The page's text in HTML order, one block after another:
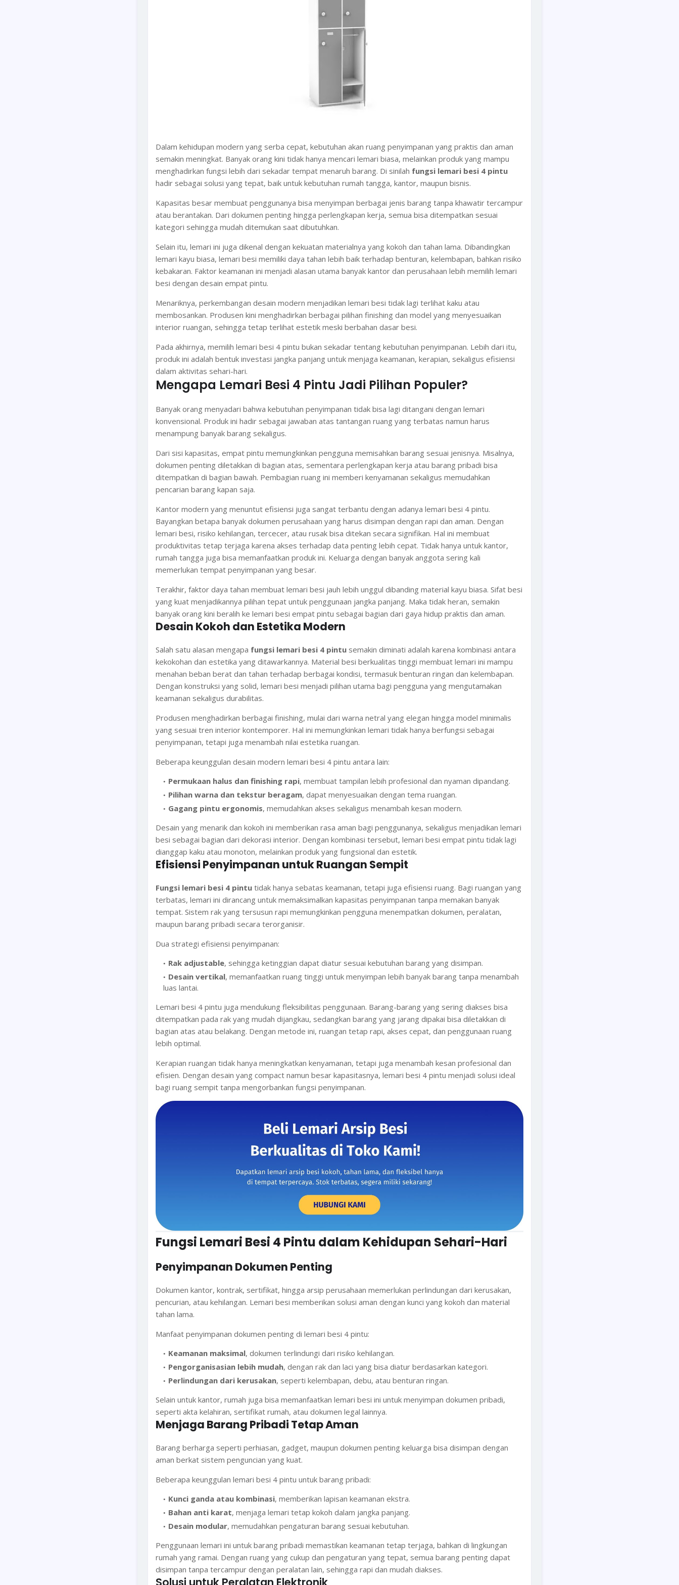
Dalam kehidupan modern yang serba cepat, kebutuhan akan ruang penyimpanan yang praktis dan aman
semakin meningkat. Banyak orang kini tidak hanya mencari lemari biasa, melainkan produk yang mampu
menghadirkan fungsi lebih dari sekadar tempat menaruh barang. Di sinilah fungsi lemari besi 4 pintu
hadir sebagai solusi yang tepat, baik untuk kebutuhan rumah tangga, kantor, maupun bisnis.
Kapasitas besar membuat penggunanya bisa menyimpan berbagai jenis barang tanpa khawatir tercampur
atau berantakan. Dari dokumen penting hingga perlengkapan kerja, semua bisa ditempatkan sesuai
kategori sehingga mudah ditemukan saat dibutuhkan.
Selain itu, lemari ini juga dikenal dengan kekuatan materialnya yang kokoh dan tahan lama. Dibandingkan
lemari kayu biasa, lemari besi memiliki daya tahan lebih baik terhadap benturan, kelembapan, bahkan risiko
kebakaran. Faktor keamanan ini menjadi alasan utama banyak kantor dan perusahaan lebih memilih lemari
besi dengan desain empat pintu.
Menariknya, perkembangan desain modern menjadikan lemari besi tidak lagi terlihat kaku atau
membosankan. Produsen kini menghadirkan berbagai pilihan finishing dan model yang menyesuaikan
interior ruangan, sehingga tetap terlihat estetik meski berbahan dasar besi.
Pada akhirnya, memilih lemari besi 4 pintu bukan sekadar tentang kebutuhan penyimpanan. Lebih dari itu,
produk ini adalah bentuk investasi jangka panjang untuk menjaga keamanan, kerapian, sekaligus efisiensi
dalam aktivitas sehari-hari.
Mengapa Lemari Besi 4 Pintu Jadi Pilihan Populer?
Banyak orang menyadari bahwa kebutuhan penyimpanan tidak bisa lagi ditangani dengan lemari
konvensional. Produk ini hadir sebagai jawaban atas tantangan ruang yang terbatas namun harus
menampung banyak barang sekaligus.
Dari sisi kapasitas, empat pintu memungkinkan pengguna memisahkan barang sesuai jenisnya. Misalnya,
dokumen penting diletakkan di bagian atas, sementara perlengkapan kerja atau barang pribadi bisa
ditempatkan di bagian bawah. Pembagian ruang ini memberi kenyamanan sekaligus memudahkan
pencarian barang kapan saja.
Kantor modern yang menuntut efisiensi juga sangat terbantu dengan adanya lemari besi 4 pintu.
Bayangkan betapa banyak dokumen perusahaan yang harus disimpan dengan rapi dan aman. Dengan
lemari besi, risiko kehilangan, tercecer, atau rusak bisa ditekan secara signifikan. Hal ini membuat
produktivitas tetap terjaga karena akses terhadap data penting lebih cepat. Tidak hanya untuk kantor,
rumah tangga juga bisa memanfaatkan produk ini. Keluarga dengan banyak anggota sering kali
memerlukan tempat penyimpanan yang besar.
Terakhir, faktor daya tahan membuat lemari besi jauh lebih unggul dibanding material kayu biasa. Sifat besi
yang kuat menjadikannya pilihan tepat untuk penggunaan jangka panjang. Maka tidak heran, semakin
banyak orang kini beralih ke lemari besi empat pintu sebagai bagian dari gaya hidup praktis dan aman.
Desain Kokoh dan Estetika Modern
Salah satu alasan mengapa fungsi lemari besi 4 pintu semakin diminati adalah karena kombinasi antara
kekokohan dan estetika yang ditawarkannya. Material besi berkualitas tinggi membuat lemari ini mampu
menahan beban berat dan tahan terhadap berbagai kondisi, termasuk benturan ringan dan kelembapan.
Dengan konstruksi yang solid, lemari besi menjadi pilihan utama bagi pengguna yang mengutamakan
keamanan sekaligus durabilitas.
Produsen menghadirkan berbagai finishing, mulai dari warna netral yang elegan hingga model minimalis
yang sesuai tren interior kontemporer. Hal ini memungkinkan lemari tidak hanya berfungsi sebagai
penyimpanan, tetapi juga menambah nilai estetika ruangan.
Beberapa keunggulan desain modern lemari besi 4 pintu antara lain:
Permukaan halus dan finishing rapi, membuat tampilan lebih profesional dan nyaman dipandang.
Pilihan warna dan tekstur beragam, dapat menyesuaikan dengan tema ruangan.
Gagang pintu ergonomis, memudahkan akses sekaligus menambah kesan modern.
Desain yang menarik dan kokoh ini memberikan rasa aman bagi penggunanya, sekaligus menjadikan lemari
besi sebagai bagian dari dekorasi interior. Dengan kombinasi tersebut, lemari besi empat pintu tidak lagi
dianggap kaku atau monoton, melainkan produk yang fungsional dan estetik.
Efisiensi Penyimpanan untuk Ruangan Sempit
Fungsi lemari besi 4 pintu tidak hanya sebatas keamanan, tetapi juga efisiensi ruang. Bagi ruangan yang
terbatas, lemari ini dirancang untuk memaksimalkan kapasitas penyimpanan tanpa memakan banyak
tempat. Sistem rak yang tersusun rapi memungkinkan pengguna menempatkan dokumen, peralatan,
maupun barang pribadi secara terorganisir.
Dua strategi efisiensi penyimpanan:
Rak adjustable, sehingga ketinggian dapat diatur sesuai kebutuhan barang yang disimpan.
Desain vertikal, memanfaatkan ruang tinggi untuk menyimpan lebih banyak barang tanpa menambah
luas lantai.
Lemari besi 4 pintu juga mendukung fleksibilitas penggunaan. Barang-barang yang sering diakses bisa
ditempatkan pada rak yang mudah dijangkau, sedangkan barang yang jarang dipakai bisa diletakkan di
bagian atas atau belakang. Dengan metode ini, ruangan tetap rapi, akses cepat, dan penggunaan ruang
lebih optimal.
Kerapian ruangan tidak hanya meningkatkan kenyamanan, tetapi juga menambah kesan profesional dan
efisien. Dengan desain yang compact namun besar kapasitasnya, lemari besi 4 pintu menjadi solusi ideal
bagi ruang sempit tanpa mengorbankan fungsi penyimpanan.
Fungsi Lemari Besi 4 Pintu dalam Kehidupan Sehari-Hari
Penyimpanan Dokumen Penting
Dokumen kantor, kontrak, sertifikat, hingga arsip perusahaan memerlukan perlindungan dari kerusakan,
pencurian, atau kehilangan. Lemari besi memberikan solusi aman dengan kunci yang kokoh dan material
tahan lama.
Manfaat penyimpanan dokumen penting di lemari besi 4 pintu:
Keamanan maksimal, dokumen terlindungi dari risiko kehilangan.
Pengorganisasian lebih mudah, dengan rak dan laci yang bisa diatur berdasarkan kategori.
Perlindungan dari kerusakan, seperti kelembapan, debu, atau benturan ringan.
Selain untuk kantor, rumah juga bisa memanfaatkan lemari besi ini untuk menyimpan dokumen pribadi,
seperti akta kelahiran, sertifikat rumah, atau dokumen legal lainnya.
Menjaga Barang Pribadi Tetap Aman
Barang berharga seperti perhiasan, gadget, maupun dokumen penting keluarga bisa disimpan dengan
aman berkat sistem penguncian yang kuat.
Beberapa keunggulan lemari besi 4 pintu untuk barang pribadi:
Kunci ganda atau kombinasi, memberikan lapisan keamanan ekstra.
Bahan anti karat, menjaga lemari tetap kokoh dalam jangka panjang.
Desain modular, memudahkan pengaturan barang sesuai kebutuhan.
Penggunaan lemari ini untuk barang pribadi memastikan keamanan tetap terjaga, bahkan di lingkungan
rumah yang ramai. Dengan ruang yang cukup dan pengaturan yang tepat, semua barang penting dapat
disimpan tanpa tercampur dengan peralatan lain, sehingga rapi dan mudah diakses.